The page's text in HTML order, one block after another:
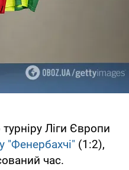
Ліги Європи
"Фенербахчі" (1:2),
час.